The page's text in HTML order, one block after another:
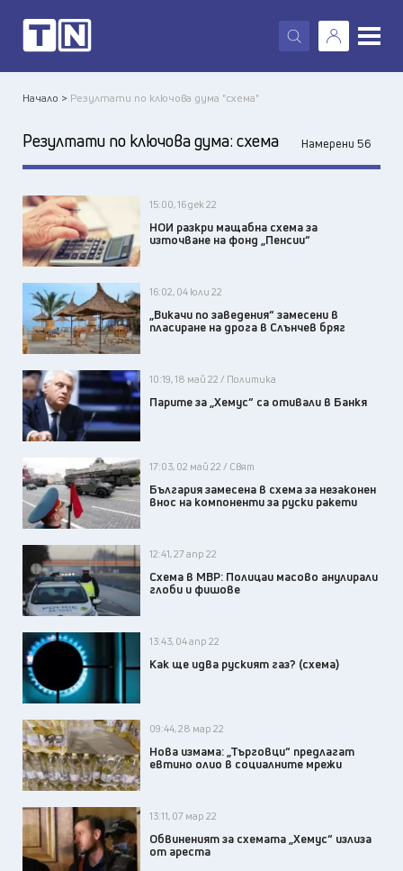
X
Начало > Резултати по ключова дума "схема"
Резултати по ключова дума: схема Намерени 56
15:00, 16 дек 22
НОИ разкри мащабна схема за
източване на фонд „Пенсии“
16:02, 04 юли 22
„Викачи по заведения“ замесени в
пласиране на дрога в Слънчев бряг
10:19, 18 май 22 / Политика
Парите за „Хемус“ са отивали в Банкя
17:03, 02 май 22 / Свят
България замесена в схема за незаконен
внос на компоненти за руски ракети
12:41, 27 апр 22
Схема в МВР: Полицаи масово анулирали
глоби и фишове
13:43, 04 апр 22
Как ще идва руският газ? (схема)
09:44, 28 мар 22
Нова измама: „Търговци“ предлагат
евтино олио в социалните мрежи
13:11, 07 мар 22
Обвиненият за схемата „Хемус“ излиза
от ареста